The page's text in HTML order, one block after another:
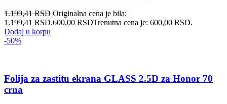
1.199,41RSD Originalna cena je bila:
1.199,41 RSD.600,00 RSDTrenutna cena je: 600,00 RSD.
Dodaj u korpu
-50%
Folija za zastitu ekrana GLASS 2.5D za Honor 70
crna